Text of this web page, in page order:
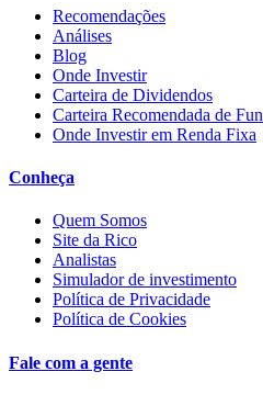
Recomendações
Análises
Blog
Onde Investir
Carteira de Dividendos
Carteira Recomendada de
Onde Investir em Renda Fixa
Conheça
Quem Somos
Site da Rico
Analistas
Simulador de investimento
Política de Privacidade
Política de Cookies
Fale com a gente